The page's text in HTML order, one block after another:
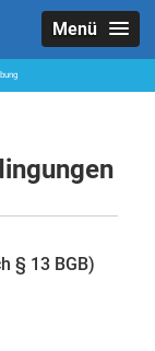
Menü
§ 13 BGB)